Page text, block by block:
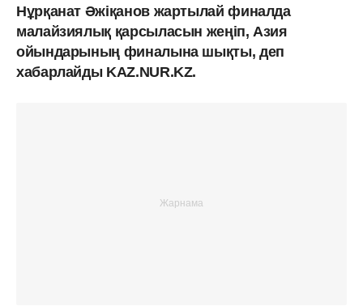
Нұрқанат Әжіқанов жартылай финалда
малайзиялық қарсыласын жеңіп, Азия
ойындарының финалына шықты, деп
хабарлайды KAZ.NUR.KZ.